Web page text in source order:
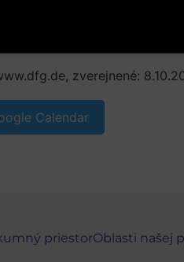
zverejnené:
Calendar
priestorOblasti našej